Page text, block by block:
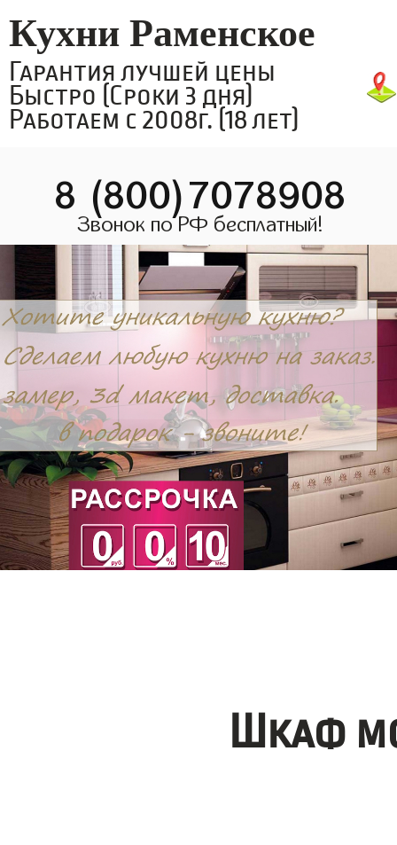
Кухни Раменское
Гарантия лучшей цены
Быстро (Сроки 3 дня)
Работаем с 2008г. (18 лет)
8 (800)7078908
Звонок по РФ бесплатный!
Шкаф